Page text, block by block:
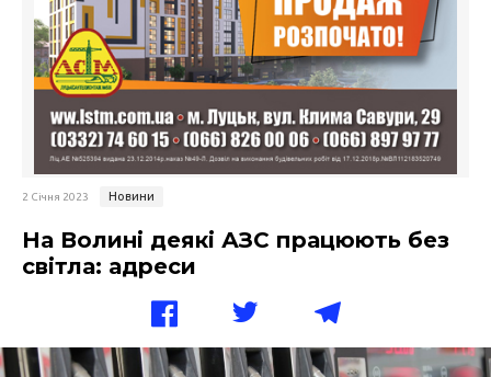
2 Січня 2023 Новини
На Волині деякі АЗС працюють без
світла: адреси